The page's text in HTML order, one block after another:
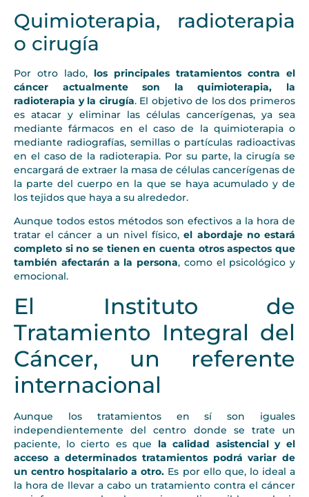
Quimioterapia, radioterapia
o cirugía
Por otro lado, los principales tratamientos contra el
cáncer actualmente son la quimioterapia, la
radioterapia y la cirugía. El objetivo de los dos primeros
es atacar y eliminar las células cancerígenas, ya sea
mediante fármacos en el caso de la quimioterapia o
mediante radiografías, semillas o partículas radioactivas
en el caso de la radioterapia. Por su parte, la cirugía se
encargará de extraer la masa de células cancerígenas de
la parte del cuerpo en la que se haya acumulado y de
los tejidos que haya a su alrededor.
Aunque todos estos métodos son efectivos a la hora de
tratar el cáncer a un nivel físico,el abordaje no estará
completo si no se tienen en cuenta otros aspectos que
también afectarán a la persona, como el psicológico y
emocional.
El Instituto de
Tratamiento Integral del
Cáncer, un referente
internacional
Aunque los tratamientos en sí son iguales
independientemente del centro donde se trate un
paciente, lo cierto es que la calidad asistencial y el
acceso a determinados tratamientos podrá variar de
un centro hospitalario a otro. Es por ello que, lo ideal a
la hora de llevar a cabo un tratamiento contra el cáncer